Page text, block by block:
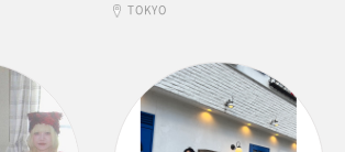
TOKYO